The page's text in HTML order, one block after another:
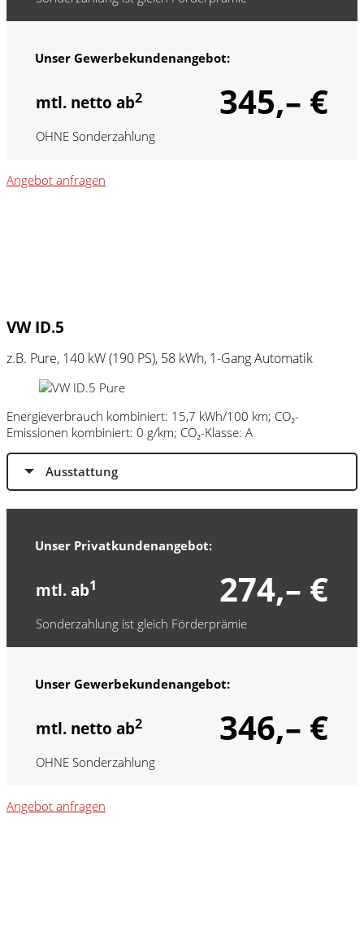
Unser Gewerbekundenangebot:
mtl. netto ab2 345,– €
OHNE Sonderzahlung
Angebot anfragen
VW ID.5
z.B. Pure, 140 kW (190 PS), 58 kWh, 1-Gang Automatik
Energieverbrauch kombiniert: 15,7 kWh/100 km; CO₂-
Emissionen kombiniert: 0 g/km; CO₂-Klasse: A
Ausstattung
Unser Privatkundenangebot:
mtl. ab1 274,– €
Sonderzahlung ist gleich Förderprämie
Unser Gewerbekundenangebot:
mtl. netto ab2 346,– €
OHNE Sonderzahlung
Angebot anfragen